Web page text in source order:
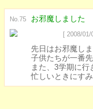
No.75 お邪魔しました
[ 2008/01/
先日はお邪魔しま
子供たちが一番
また、3学期に行
忙しいときにすみ